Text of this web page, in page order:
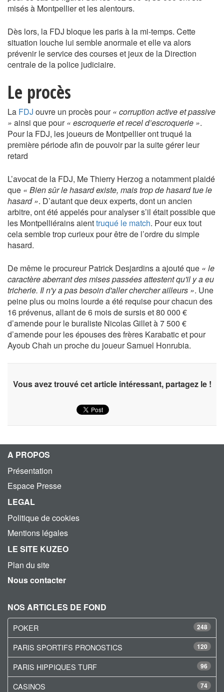
misés à Montpellier et les alentours.
Dès lors, la FDJ bloque les paris à la mi-temps. Cette
situation louche lui semble anormale et elle va alors
prévenir le service des courses et jeux de la Direction
centrale de la police judiciaire.
Le procès
La FDJ ouvre un procès pour« corruption active et passive
» ainsi que pour« escroquerie et recel d’escroquerie ».
Pour la FDJ, les joueurs de Montpellier ont truqué la
première période afin de pouvoir par la suite gérer leur
retard
L’avocat de la FDJ, Me Thierry Herzog a notamment plaidé
que « Bien sûr le hasard existe, mais trop de hasard tue le
hasard ». D’autant que deux experts, dont un ancien
arbitre, ont été appelés pour analyser s’il était possible que
les Montpelliérains aienttruqué le match. Pour eux tout
cela semble trop curieux pour être de l’ordre du simple
hasard.
De même le procureur Patrick Desjardins a ajouté que « le
caractère aberrant des mises passées attestent qu'il y a eu
tricherie. Il n'y a pas besoin d'aller chercher ailleurs ». Une
peine plus ou moins lourde a été requise pour chacun des
16 prévenus, allant de 6 mois de sursis et 80 000 €
d’amende pour le buraliste Nicolas Gillet à 7 500 €
d’amende pour les épouses des frères Karabatic et pour
Ayoub Chah un proche du joueur Samuel Honrubia.
Vous avez trouvé cet article intéressant, partagez le !
A PROPOS
Présentation
Espace Presse
LEGAL
Politique de cookies
Mentions légales
LE SITE KUZEO
Plan du site
Nous contacter
NOS ARTICLES DE FOND
248
POKER
120
PARIS SPORTIFS PRONOSTICS
96
PARIS HIPPIQUES TURF
74
CASINOS